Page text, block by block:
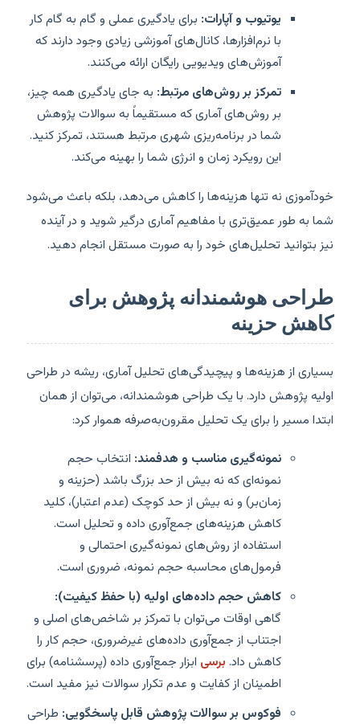
یوتیوب و آپارات:برای یادگیری عملی و گام به گام کار
با نرم‌افزارها، کانال‌های آموزشی زیادی وجود دارند که
آموزش‌های ویدیویی رایگان ارائه می‌کنند.
تمرکز بر روش‌های مرتبط:به جای یادگیری همه چیز،
بر روش‌های آماری که مستقیماً به سوالات پژوهش
شما در برنامه‌ریزی شهری مرتبط هستند، تمرکز کنید.
این رویکرد زمان و انرژی شما را بهینه می‌کند.
خودآموزی نه تنها هزینه‌ها را کاهش می‌دهد، بلکه باعث می‌شود
شما به طور عمیق‌تری با مفاهیم آماری درگیر شوید و در آینده
نیز بتوانید تحلیل‌های خود را به صورت مستقل انجام دهید.
طراحی هوشمندانه پژوهش برای
کاهش حزینه
بسیاری از هزینه‌ها و پیچیدگی‌های تحلیل آماری، ریشه در طراحی
اولیه پژوهش دارد. با یک طراحی هوشمندانه، می‌توان از همان
ابتدا مسیر را برای یک تحلیل مقرون‌به‌صرفه هموار کرد:
نمونه‌گیری مناسب و هدفمند:انتخاب حجم
نمونه‌ای که نه بیش از حد بزرگ باشد (حزینه و
زمان‌بر) و نه بیش از حد کوچک (عدم اعتبار)، کلید
کاهش هزینه‌های جمع‌آوری داده و تحلیل است.
استفاده از روش‌های نمونه‌گیری احتمالی و
فرمول‌های محاسبه حجم نمونه، ضروری است.
کاهش حجم داده‌های اولیه (با حفظ کیفیت):
گاهی اوقات می‌توان با تمرکز بر شاخص‌های اصلی و
اجتناب از جمع‌آوری داده‌های غیرضروری، حجم کار را
کاهش داد. برسی ابزار جمع‌آوری داده (پرسشنامه) برای
اطمینان از کفایت و عدم تکرار سوالات نیز مفید است.
فوکوس بر سوالات پژوهش قابل پاسخگویی:طراحی